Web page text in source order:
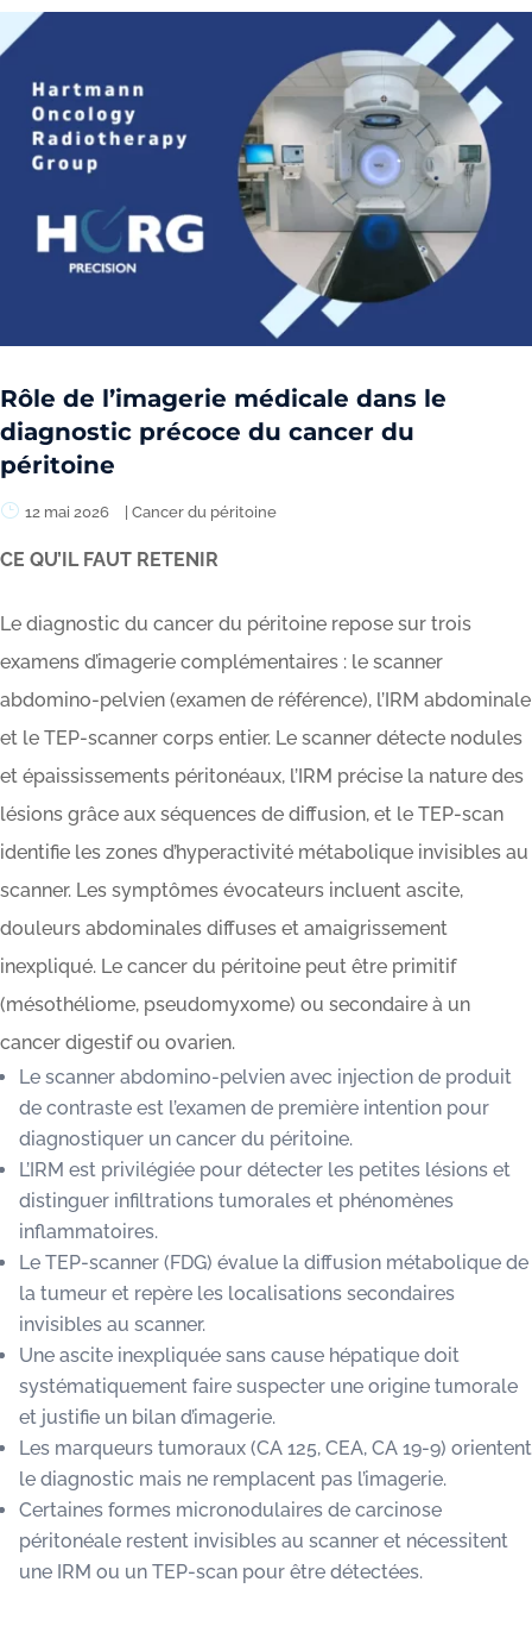
Rôle de l’imagerie médicale dans le
diagnostic précoce du cancer du
péritoine
12 mai 2026 | Cancer du péritoine
CE QU’IL FAUT RETENIR
Le diagnostic du cancer du péritoine repose sur trois
examens d’imagerie complémentaires : le scanner
abdomino-pelvien (examen de référence), l’IRM abdominale
et le TEP-scanner corps entier. Le scanner détecte nodules
et épaississements péritonéaux, l’IRM précise la nature des
lésions grâce aux séquences de diffusion, et le TEP-scan
identifie les zones d’hyperactivité métabolique invisibles au
scanner. Les symptômes évocateurs incluent ascite,
douleurs abdominales diffuses et amaigrissement
inexpliqué. Le cancer du péritoine peut être primitif
(mésothéliome, pseudomyxome) ou secondaire à un
cancer digestif ou ovarien.
Le scanner abdomino-pelvien avec injection de produit
de contraste est l’examen de première intention pour
diagnostiquer un cancer du péritoine.
L’IRM est privilégiée pour détecter les petites lésions et
distinguer infiltrations tumorales et phénomènes
inflammatoires.
Le TEP-scanner (FDG) évalue la diffusion métabolique de
la tumeur et repère les localisations secondaires
invisibles au scanner.
Une ascite inexpliquée sans cause hépatique doit
systématiquement faire suspecter une origine tumorale
et justifie un bilan d’imagerie.
Les marqueurs tumoraux (CA 125, CEA, CA 19-9) orientent
le diagnostic mais ne remplacent pas l’imagerie.
Certaines formes micronodulaires de carcinose
péritonéale restent invisibles au scanner et nécessitent
une IRM ou un TEP-scan pour être détectées.